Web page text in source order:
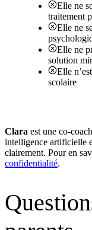
Elle ne
traitement
Elle ne
Elle ne
solution
Elle
scolaire
Clara est une co-
intelligence artificielle
clairement. Pour en
confidentialité.